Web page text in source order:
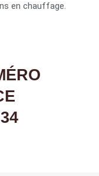
en chauffage.